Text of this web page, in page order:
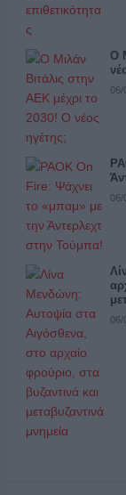
Ο
06/
06/
06/